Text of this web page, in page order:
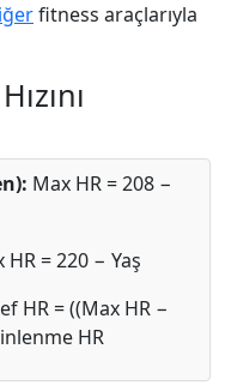
fitness araçlarıyla
Max HR = 208 −
HR = 220 − Yaş
HR = ((Max HR −
HR